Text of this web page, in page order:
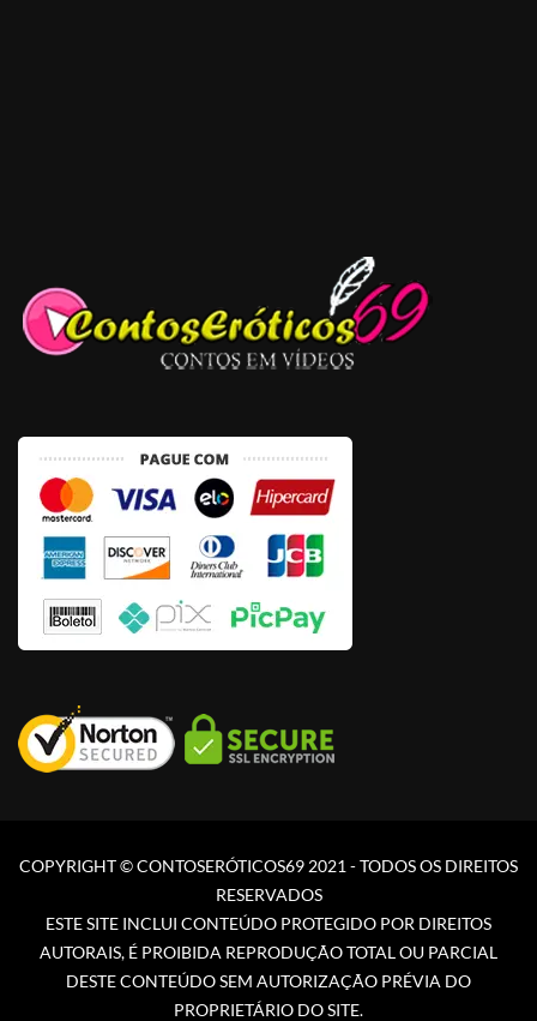
COPYRIGHT © CONTOSERÓTICOS69 2021 - TODOS OS DIREITOS
RESERVADOS
ESTE SITE INCLUI CONTEÚDO PROTEGIDO POR DIREITOS
AUTORAIS, É PROIBIDA REPRODUÇÃO TOTAL OU PARCIAL
DESTE CONTEÚDO SEM AUTORIZAÇÃO PRÉVIA DO
PROPRIETÁRIO DO SITE.